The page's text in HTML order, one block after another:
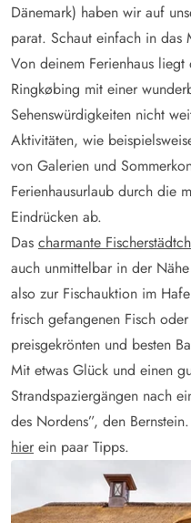
Dänemark) haben wir auf
parat. Schaut einfach in das
Von deinem Ferienhaus
Ringkøbing mit einer
Sehenswürdigkeiten nicht
Aktivitäten, wie
von Galerien und
Ferienhausurlaub durch die
Eindrücken ab.
Das charmante
auch unmittelbar in der
also zur Fischauktion im
frisch gefangenen Fisch
preisgekrönten und besten
Mit etwas Glück und einen
Strandspaziergängen nach
des Nordens”, den
hier ein paar Tipps.